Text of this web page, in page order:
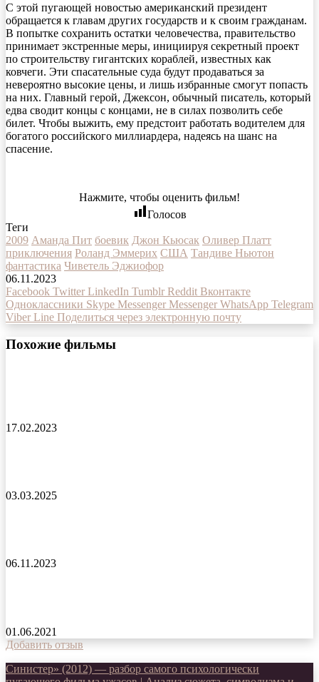
С этой пугающей новостью американский президент
обращается к главам других государств и к своим гражданам.
В попытке сохранить остатки человечества, правительство
принимает экстренные меры, инициируя секретный проект
по строительству гигантских кораблей, известных как
ковчеги. Эти спасательные суда будут продаваться за
невероятно высокие цены, и лишь избранные смогут попасть
на них. Главный герой, Джексон, обычный писатель, который
едва сводит концы с концами, не в силах позволить себе
билет. Чтобы выжить, ему предстоит работать водителем для
богатого российского миллиардера, надеясь на шанс на
спасение.
Нажмите, чтобы оценить фильм!
Голосов
Теги
2009 Аманда Пит боевик Джон Кьюсак Оливер Платт
приключения Роланд Эммерих США Тандиве Ньютон
фантастика Чиветель Эджиофор
06.11.2023
Facebook Twitter LinkedIn Tumblr Reddit Вконтакте
Одноклассники Skype Messenger Messenger WhatsApp Telegram
Viber Line Поделиться через электронную почту
Похожие фильмы
17.02.2023
03.03.2025
06.11.2023
01.06.2021
Добавить отзыв
Синистер» (2012) — разбор самого психологически